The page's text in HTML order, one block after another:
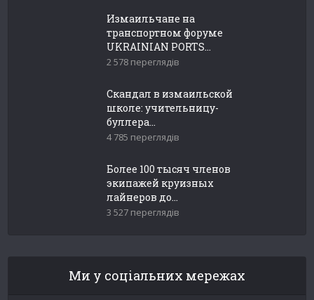
Измаильчане на
транспортном форуме
UKRAINIAN PORTS...
2 578 переглядів
Скандал в измаильской
школе: учительницу-
буллера...
4 785 переглядів
Более 100 тысяч членов
экипажей круизных
лайнеров до...
3 527 переглядів
Ми у соціальних мережах